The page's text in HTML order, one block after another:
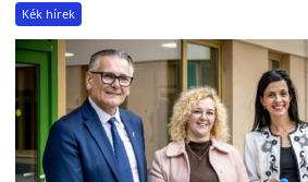
Kék hírek